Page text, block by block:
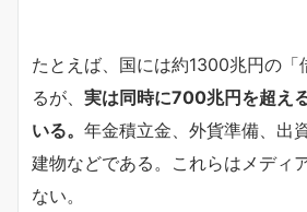
たとえば、国には約1300兆円の「
るが、 実は同時に700兆円を超え
いる。 年金積立金、外貨準備、出
建物などである。これらはメディ
ない。